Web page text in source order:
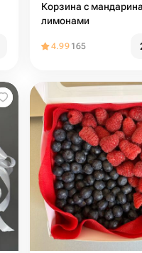
Корзина с
лимонами
4.99 165